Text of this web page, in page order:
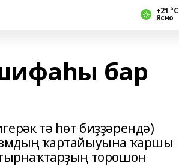
+21 °С
Ясно
бар
тә һөт биҙҙәрендә)
ҡартайыуына ҡаршы
торошон